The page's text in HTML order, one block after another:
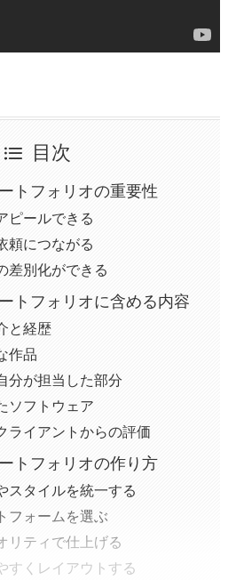
目次
トフォリオの重要性
ピールできる
頼につながる
差別化ができる
トフォリオに含める内容
と経歴
作品
分が担当した部分
ソフトウェア
ライアントからの評価
トフォリオの作り方
スタイルを統一する
フォームを選ぶ
リティで仕上げる
すくレイアウトする